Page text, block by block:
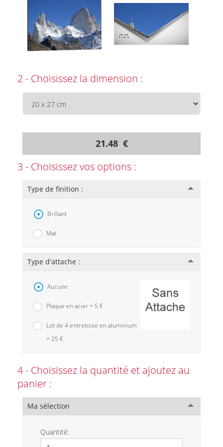
2 - Choisissez la dimension :
21.48 €
3 - Choisissez vos options :
Type de finition :
Brillant
Mat
Type d'attache :
Aucune
Plaque en acier + 5 €
Lot de 4 entretoise en aluminium
+ 25 €
4 - Choisissez la quantité et ajoutez au
panier :
Ma sélection
Quantité: